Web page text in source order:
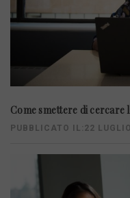
Come smettere di
PUBBLICATO IL:22